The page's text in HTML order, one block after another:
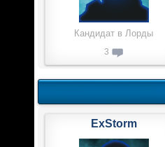
Кандидат в Лорды
3
ExStorm